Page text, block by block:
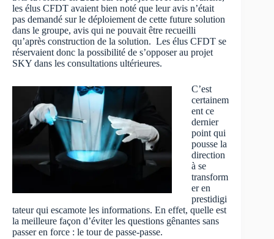
les élus CFDT avaient bien noté que leur avis n’était
pas demandé sur le déploiement de cette future solution
dans le groupe, avis qui ne pouvait être recueilli
qu’après construction de la solution. Les élus CFDT se
réservaient donc la possibilité de s’opposer au projet
SKY dans les consultations ultérieures.
C’est
certainem
ent ce
dernier
point qui
pousse la
direction
à se
transform
er en
prestidigi
tateur qui escamote les informations. En effet, quelle est
la meilleure façon d’éviter les questions gênantes sans
passer en force : le tour de passe-passe.